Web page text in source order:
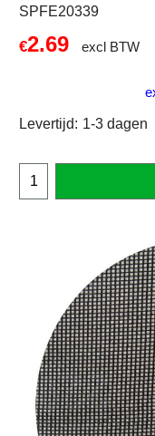
SPFE20339
€2.69
excl BTW
Levertijd: 1-3 dagen